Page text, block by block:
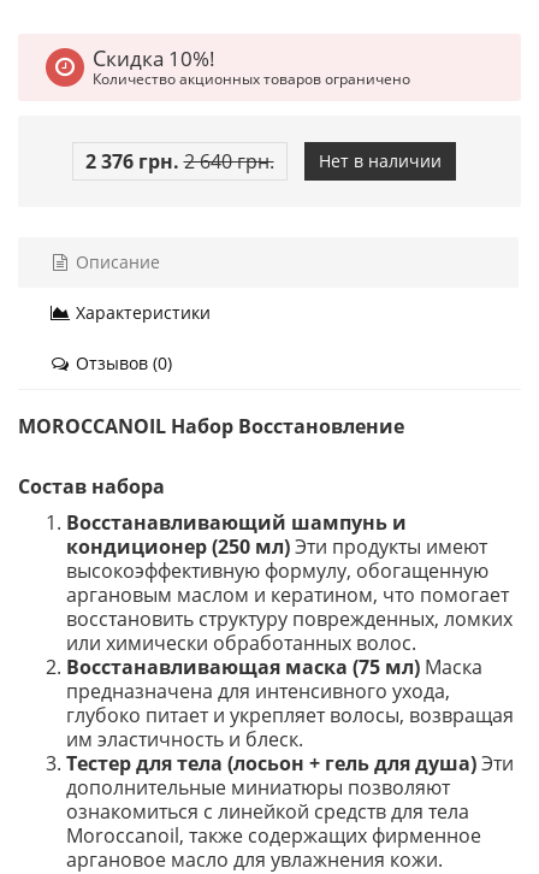
Скидка 10%!
Количество акционных товаров ограничено
2 376 грн. 2 640 грн. Нет в наличии
Описание
Характеристики
Отзывов (0)
MOROCCANOIL Набор Восстановление
Состав набора
Восстанавливающий шампунь и
кондиционер (250 мл)Эти продукты имеют
высокоэффективную формулу, обогащенную
аргановым маслом и кератином, что помогает
восстановить структуру поврежденных, ломких
или химически обработанных волос.
Восстанавливающая маска (75 мл) Маска
предназначена для интенсивного ухода,
глубоко питает и укрепляет волосы, возвращая
им эластичность и блеск.
Тестер для тела (лосьон + гель для душа)Эти
дополнительные миниатюры позволяют
ознакомиться с линейкой средств для тела
Moroccanoil, также содержащих фирменное
аргановое масло для увлажнения кожи.